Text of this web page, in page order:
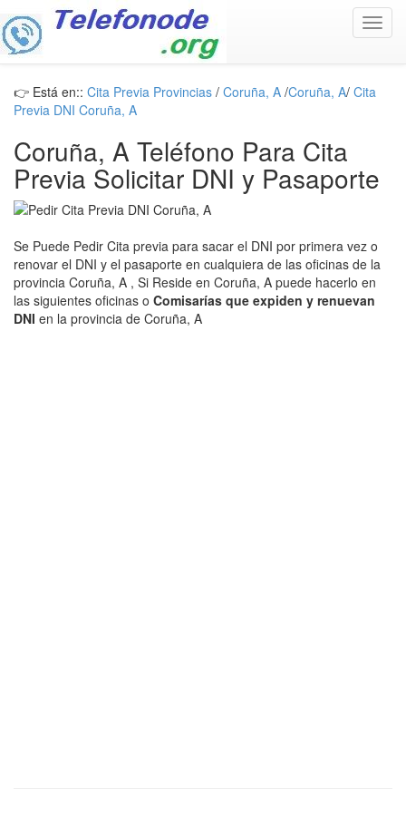
👉 Está en:: Cita Previa Provincias / Coruña, A /Coruña, A/ Cita
Previa DNI Coruña, A
Coruña, A Teléfono Para Cita
Previa Solicitar DNI y Pasaporte
Se Puede Pedir Cita previa para sacar el DNI por primera vez o
renovar el DNI y el pasaporte en cualquiera de las oficinas de la
provincia Coruña, A , Si Reside en Coruña, A puede hacerlo en
las siguientes oficinas o Comisarías que expiden y renuevan
DNI en la provincia de Coruña, A